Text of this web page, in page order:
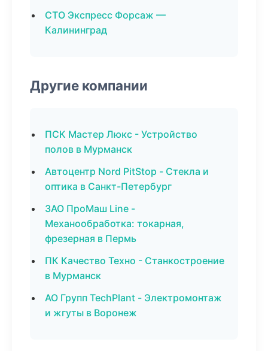
СТО Экспресс Форсаж —
Калининград
Другие компании
ПСК Мастер Люкс - Устройство
полов в Мурманск
Автоцентр Nord PitStop - Стекла и
оптика в Санкт-Петербург
ЗАО ПроМаш Line -
Механообработка: токарная,
фрезерная в Пермь
ПК Качество Техно - Станкостроение
в Мурманск
АО Групп TechPlant - Электромонтаж
и жгуты в Воронеж